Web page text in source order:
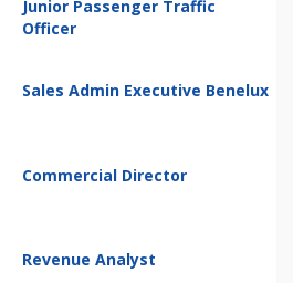
Junior Passenger Traffic
Officer
Sales Admin Executive Benelux
Commercial Director
Revenue Analyst